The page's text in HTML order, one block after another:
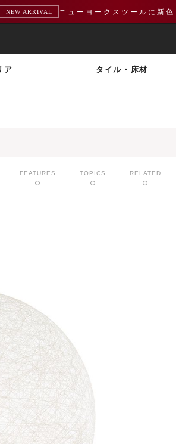
NEW ARRIVAL ニューヨークスツールに新
ア タイル・床材
FEATURES TOPICS RELATED